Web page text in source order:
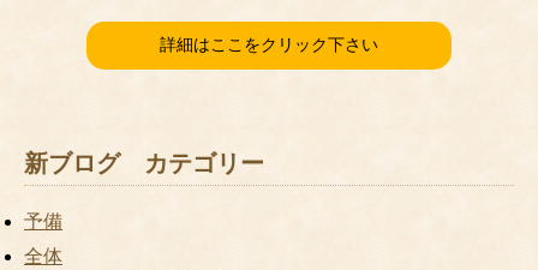
詳細はここをクリック下さい
新ブログ カテゴリー
予備
全体